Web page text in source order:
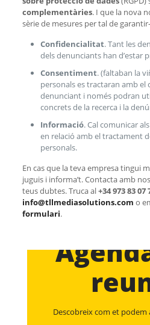
complementàries. I que la nova
sèrie de mesures per tal de
Confidencialitat. Tant les
dels denunciants han d’estar
Consentiment. (faltaban la
personals es tractaran amb
denunciant i només podran
concrets de la recerca i la
Informació. Cal comunicar
en relació amb el tractament
personals.
En cas que la teva empresa tingui
juguis i informa’t. Contacta amb
teus dubtes. Truca al+34 973 83 07
info@tllmediasolutions.com o
formulari.
Descobreix com et podem